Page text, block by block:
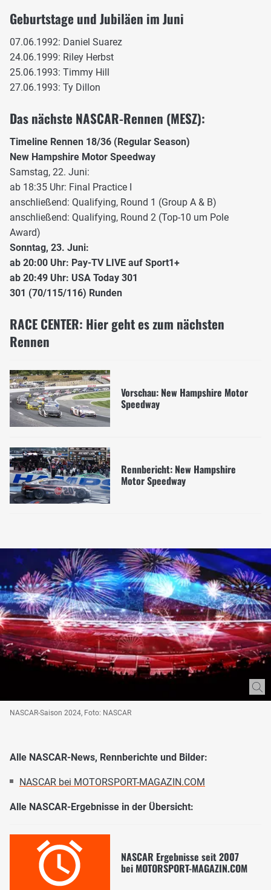
Geburtstage und Jubiläen im Juni
07.06.1992: Daniel Suarez
24.06.1999: Riley Herbst
25.06.1993: Timmy Hill
27.06.1993: Ty Dillon
Das nächste NASCAR-Rennen (MESZ):
Timeline Rennen 18/36 (Regular Season)
New Hampshire Motor Speedway
Samstag, 22. Juni:
ab 18:35 Uhr: Final Practice I
anschließend: Qualifying, Round 1 (Group A & B)
anschließend: Qualifying, Round 2 (Top-10 um Pole
Award)
Sonntag, 23. Juni:
ab 20:00 Uhr: Pay-TV LIVE auf Sport1+
ab 20:49 Uhr: USA Today 301
301 (70/115/116) Runden
RACE CENTER: Hier geht es zum nächsten
Rennen
Vorschau: New Hampshire Motor
Speedway
Rennbericht: New Hampshire
Motor Speedway
NASCAR-Saison 2024, Foto: NASCAR
Alle NASCAR-News, Rennberichte und Bilder:
NASCAR bei MOTORSPORT-MAGAZIN.COM
Alle NASCAR-Ergebnisse in der Übersicht:
NASCAR Ergebnisse seit 2007
bei MOTORSPORT-MAGAZIN.COM